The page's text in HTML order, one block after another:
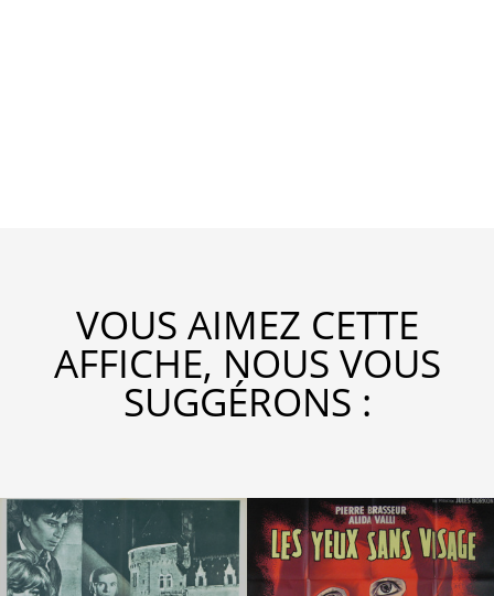
VOUS AIMEZ CETTE
AFFICHE, NOUS VOUS
SUGGÉRONS :